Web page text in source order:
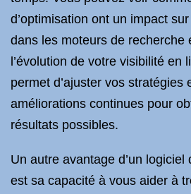
d’optimisation ont un impact
dans les moteurs de recherche
l’évolution de votre visibilité en
permet d’ajuster vos stratégies
améliorations continues pour
résultats possibles.
Un autre avantage d’un
est sa capacité à vous aider à